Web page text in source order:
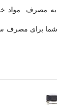
مصرف مواد
شما برای مصرف